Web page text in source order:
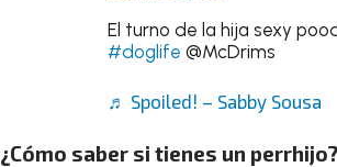
El turno de la hija sexy
#doglife @McDrims
♬ Spoiled! – Sabby Sousa
¿Cómo saber si tienes un perrhijo?